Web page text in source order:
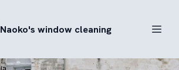
Naoko's window cleaning